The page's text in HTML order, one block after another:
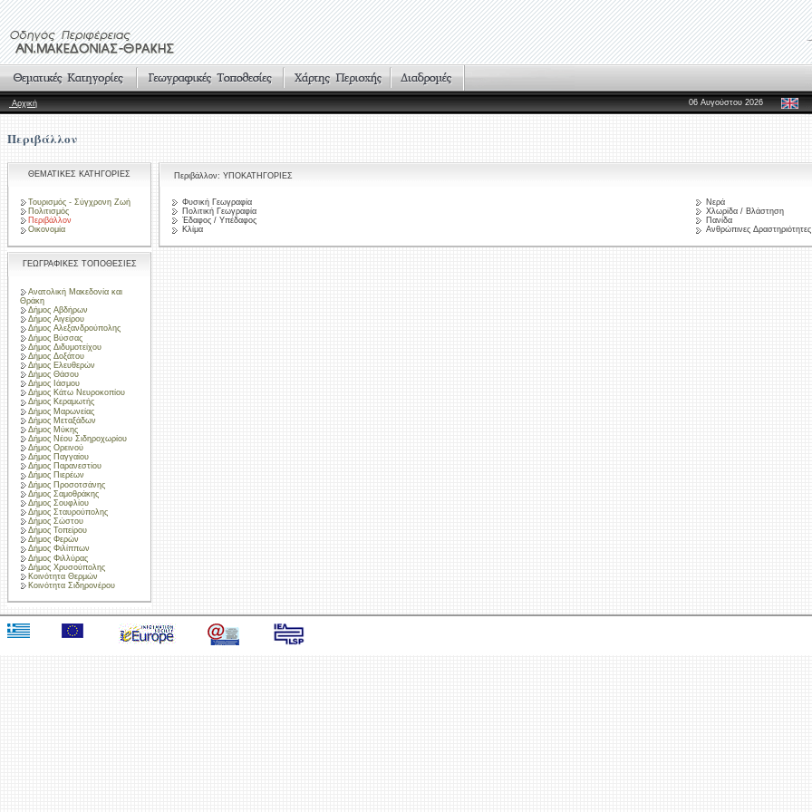
Αρχική 06 Αυγούστου 2026
Περιβάλλον
ΘΕΜΑΤΙΚΕΣ ΚΑΤΗΓΟΡΙΕΣ
Τουρισμός - Σύγχρονη Ζωή
Πολιτισμός
Περιβάλλον
Οικονομία
ΓΕΩΓΡΑΦΙΚΕΣ ΤΟΠΟΘΕΣΙΕΣ
Ανατολική Μακεδονία και
Θράκη
Δήμος Αβδήρων
Δήμος Αιγείρου
Δήμος Αλεξανδρούπολης
Δήμος Βύσσας
Δήμος Διδυμοτείχου
Δήμος Δοξάτου
Δήμος Ελευθερών
Δήμος Θάσου
Δήμος Ιάσμου
Δήμος Κάτω Νευροκοπίου
Δήμος Κεραμωτής
Δήμος Μαρωνείας
Δήμος Μεταξάδων
Δήμος Μύκης
Δήμος Νέου Σιδηροχωρίου
Δήμος Ορεινού
Δήμος Παγγαίου
Δήμος Παρανεστίου
Δήμος Πιερέων
Δήμος Προσοτσάνης
Δήμος Σαμοθράκης
Δήμος Σουφλίου
Δήμος Σταυρούπολης
Δήμος Σώστου
Δήμος Τοπείρου
Δήμος Φερών
Δήμος Φιλίππων
Δήμος Φιλλύρας
Δήμος Χρυσούπολης
Κοινότητα Θερμών
Κοινότητα Σιδηρονέρου
Περιβάλλον: ΥΠΟΚΑΤΗΓΟΡΙΕΣ
Φυσική Γεωγραφία
Πολιτική Γεωγραφία
Έδαφος / Υπέδαφος
Κλίμα
Νερά
Χλωρίδα / Βλάστηση
Πανίδα
Ανθρώπινες